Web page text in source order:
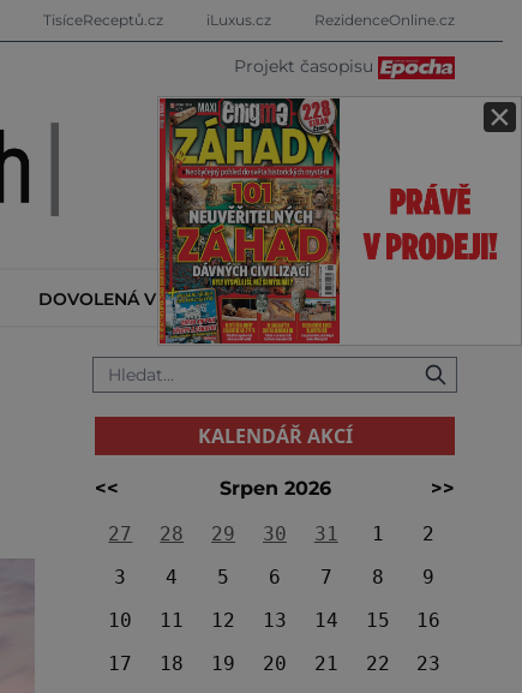
×
TisíceReceptů.cz iLuxus.cz RezidenceOnline.cz
Projekt časopisu
DOVOLENÁ V ZAHRANIČÍ KALENDÁŘ AKCÍ
KALENDÁŘ AKCÍ
<< Srpen 2026
>>
27
28 29 30 31 1
2
3
4 5 6 7 8
9
10
11 12 13 14 15
16
17
18 19 20 21 22
23